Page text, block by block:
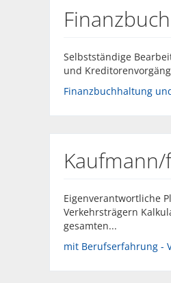
Selbstständige
und
Finanzbuchhaltung
Eigenverantwortliche
Verkehrsträgern
gesamten...
mit Berufserfahrung -